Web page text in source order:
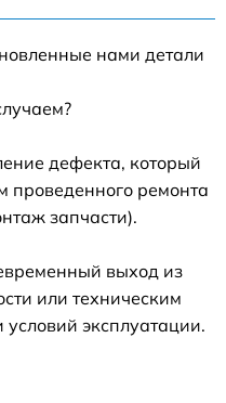
нами детали
дефекта, который
проведенного ремонта
запчасти).
выход из
или техническим
эксплуатации.